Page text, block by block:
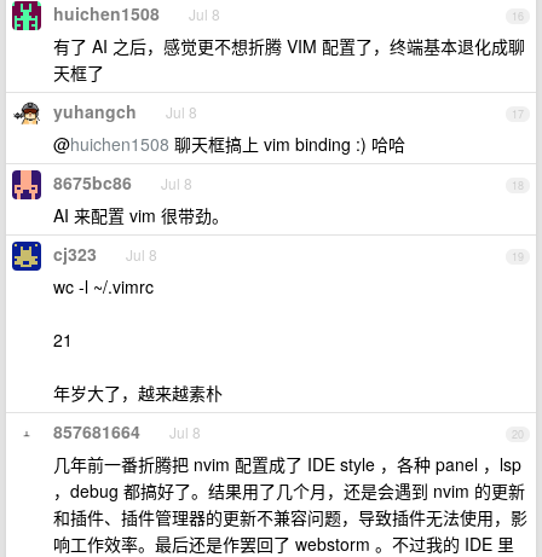
16
huichen1508 Jul 8
有了 AI 之后，感觉更不想折腾 VIM 配置了，终端基本退化成聊
天框了
17
yuhangch Jul 8
@huichen1508 聊天框搞上 vim binding :) 哈哈
18
8675bc86 Jul 8
AI 来配置 vim 很带劲。
19
cj323 Jul 8
wc -l ~/.vimrc
21
年岁大了，越来越素朴
20
857681664 Jul 8
几年前一番折腾把 nvim 配置成了 IDE style ，各种 panel ，lsp
，debug 都搞好了。结果用了几个月，还是会遇到 nvim 的更新
和插件、插件管理器的更新不兼容问题，导致插件无法使用，影
响工作效率。最后还是作罢回了 webstorm 。不过我的 IDE 里